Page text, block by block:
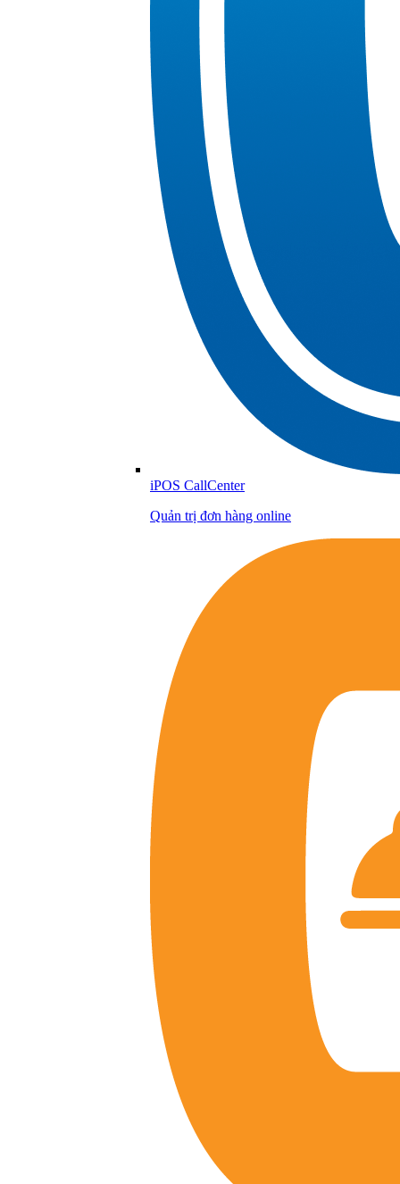
iPOS CallCenter
Quản trị đơn hàng online